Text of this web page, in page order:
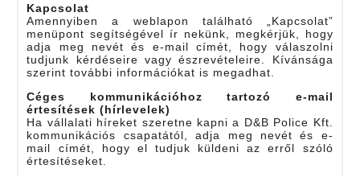
Kapcsolat
Amennyiben a weblapon található „Kapcsolat”
menüpont segítségével ír nekünk, megkérjük, hogy
adja meg nevét és e-mail címét, hogy válaszolni
tudjunk kérdéseire vagy észrevételeire. Kívánsága
szerint további információkat is megadhat.
Céges kommunikációhoz tartozó e-mail
értesítések (hírlevelek)
Ha vállalati híreket szeretne kapni a D&B Police Kft.
kommunikációs csapatától, adja meg nevét és e-
mail címét, hogy el tudjuk küldeni az erről szóló
értesítéseket.